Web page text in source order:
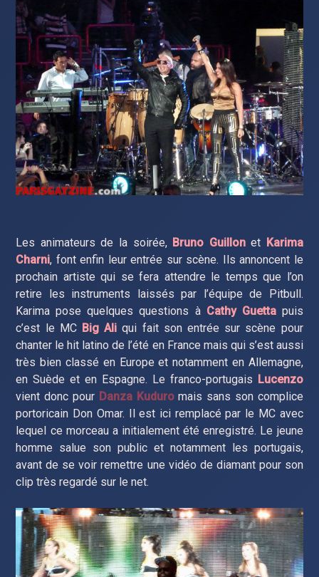
Les animateurs de la soirée, Bruno Guillonet Karima
Charni, font enfin leur entrée sur scène. Ils annoncent le
prochain artiste qui se fera attendre le temps que l’on
retire les instruments laissés par l’équipe de Pitbull.
Karima pose quelques questions à Cathy Guettapuis
c’est le MC Big Ali qui fait son entrée sur scène pour
chanter le hit latino de l’été en France mais qui s’est aussi
très bien classé en Europe et notamment en Allemagne,
en Suède et en Espagne. Le franco-portugais Lucenzo
vient donc pour Danza Kuduromais sans son complice
portoricain Don Omar. Il est ici remplacé par le MC avec
lequel ce morceau a initialement été enregistré. Le jeune
homme salue son public et notamment les portugais,
avant de se voir remettre une vidéo de diamant pour son
clip très regardé sur le net.